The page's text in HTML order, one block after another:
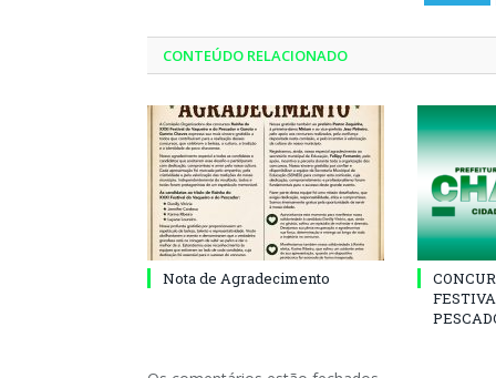
CONTEÚDO RELACIONADO
Nota de Agradecimento